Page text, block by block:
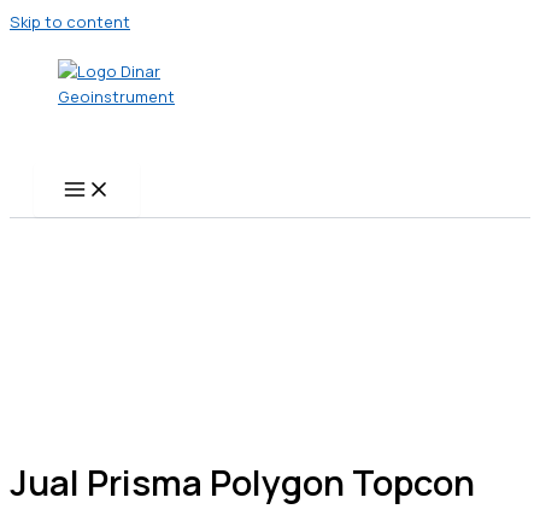
Skip to content
Jual Prisma Polygon Topcon